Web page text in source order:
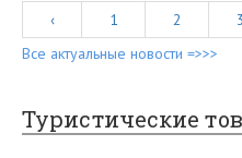
‹ 1 2 3
Все актуальные новости =>>>
Туристические